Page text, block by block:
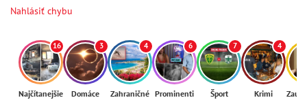
Nahlásiť chybu
16
Najčítanejšie
3
Domáce
4
Zahraničné
6
Prominenti
7
Šport
4
Krimi